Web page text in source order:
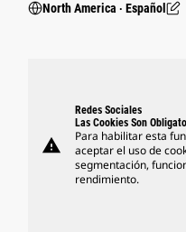
North America ‧ Español
warning
Redes Sociales
Las Cookies Son
Para habilitar esta
aceptar el uso de
segmentación,
rendimiento.